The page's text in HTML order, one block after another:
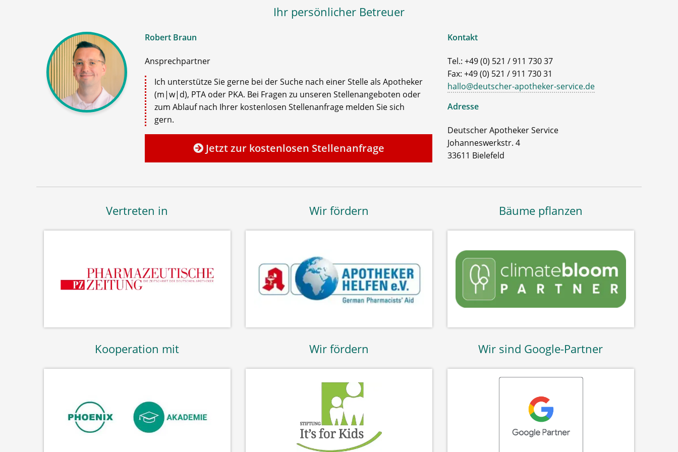
Ihr persönlicher Betreuer
Robert Braun
Ansprechpartner
Ich unterstütze Sie gerne bei der Suche nach einer Stelle als Apotheker
(m|w|d), PTA oder PKA. Bei Fragen zu unseren Stellenangeboten oder
zum Ablauf nach Ihrer kostenlosen Stellenanfrage melden Sie sich
gern.
Jetzt zur kostenlosen Stellenanfrage
Kontakt
Tel.: +49 (0) 521 / 911 730 37
Fax: +49 (0) 521 / 911 730 31
hallo@deutscher-apotheker-service.de
Adresse
Deutscher Apotheker Service
Johanneswerkstr. 4
33611 Bielefeld
Vertreten in Wir fördern Bäume pflanzen
Kooperation mit Wir fördern Wir sind Google-Partner